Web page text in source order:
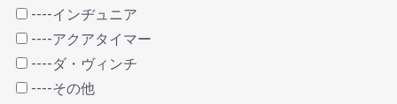
----インヂュニア
----アクアタイマー
----ダ・ヴィンチ
----その他